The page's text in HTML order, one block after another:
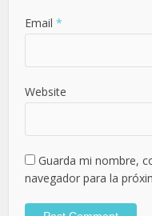
Email *
Website
Guarda mi nombre,
navegador para la